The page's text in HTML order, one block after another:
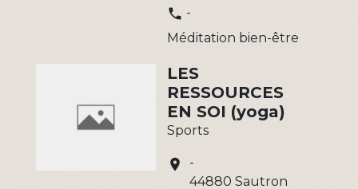
phone -
Méditation bien-être
LES
RESSOURCES
EN SOI (yoga)
Sports
location_on
-
44880 Sautron